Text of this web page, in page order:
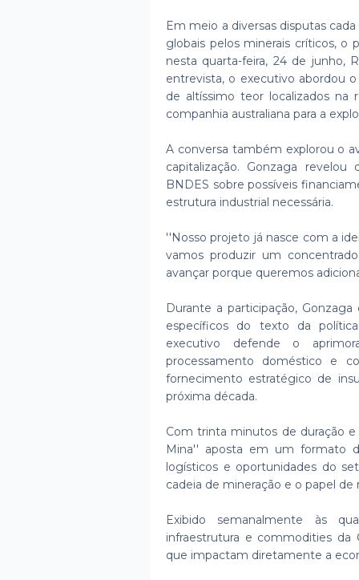
Em meio a diversas disputas
globais pelos minerais críticos,
nesta quarta-feira, 24 de junho,
entrevista, o executivo abordou
de altíssimo teor localizados na
companhia australiana para a
A conversa também explorou o
capitalização. Gonzaga
BNDES sobre possíveis
estrutura industrial necessária.
''Nosso projeto já nasce com a
vamos produzir um
avançar porque queremos
Durante a participação,
específicos do texto da
executivo defende o
processamento doméstico e
fornecimento estratégico de
próxima década.
Com trinta minutos de duração
Mina'' aposta em um formato
logísticos e oportunidades do
cadeia de mineração e o papel
Exibido semanalmente às
infraestrutura e commodities
que impactam diretamente a